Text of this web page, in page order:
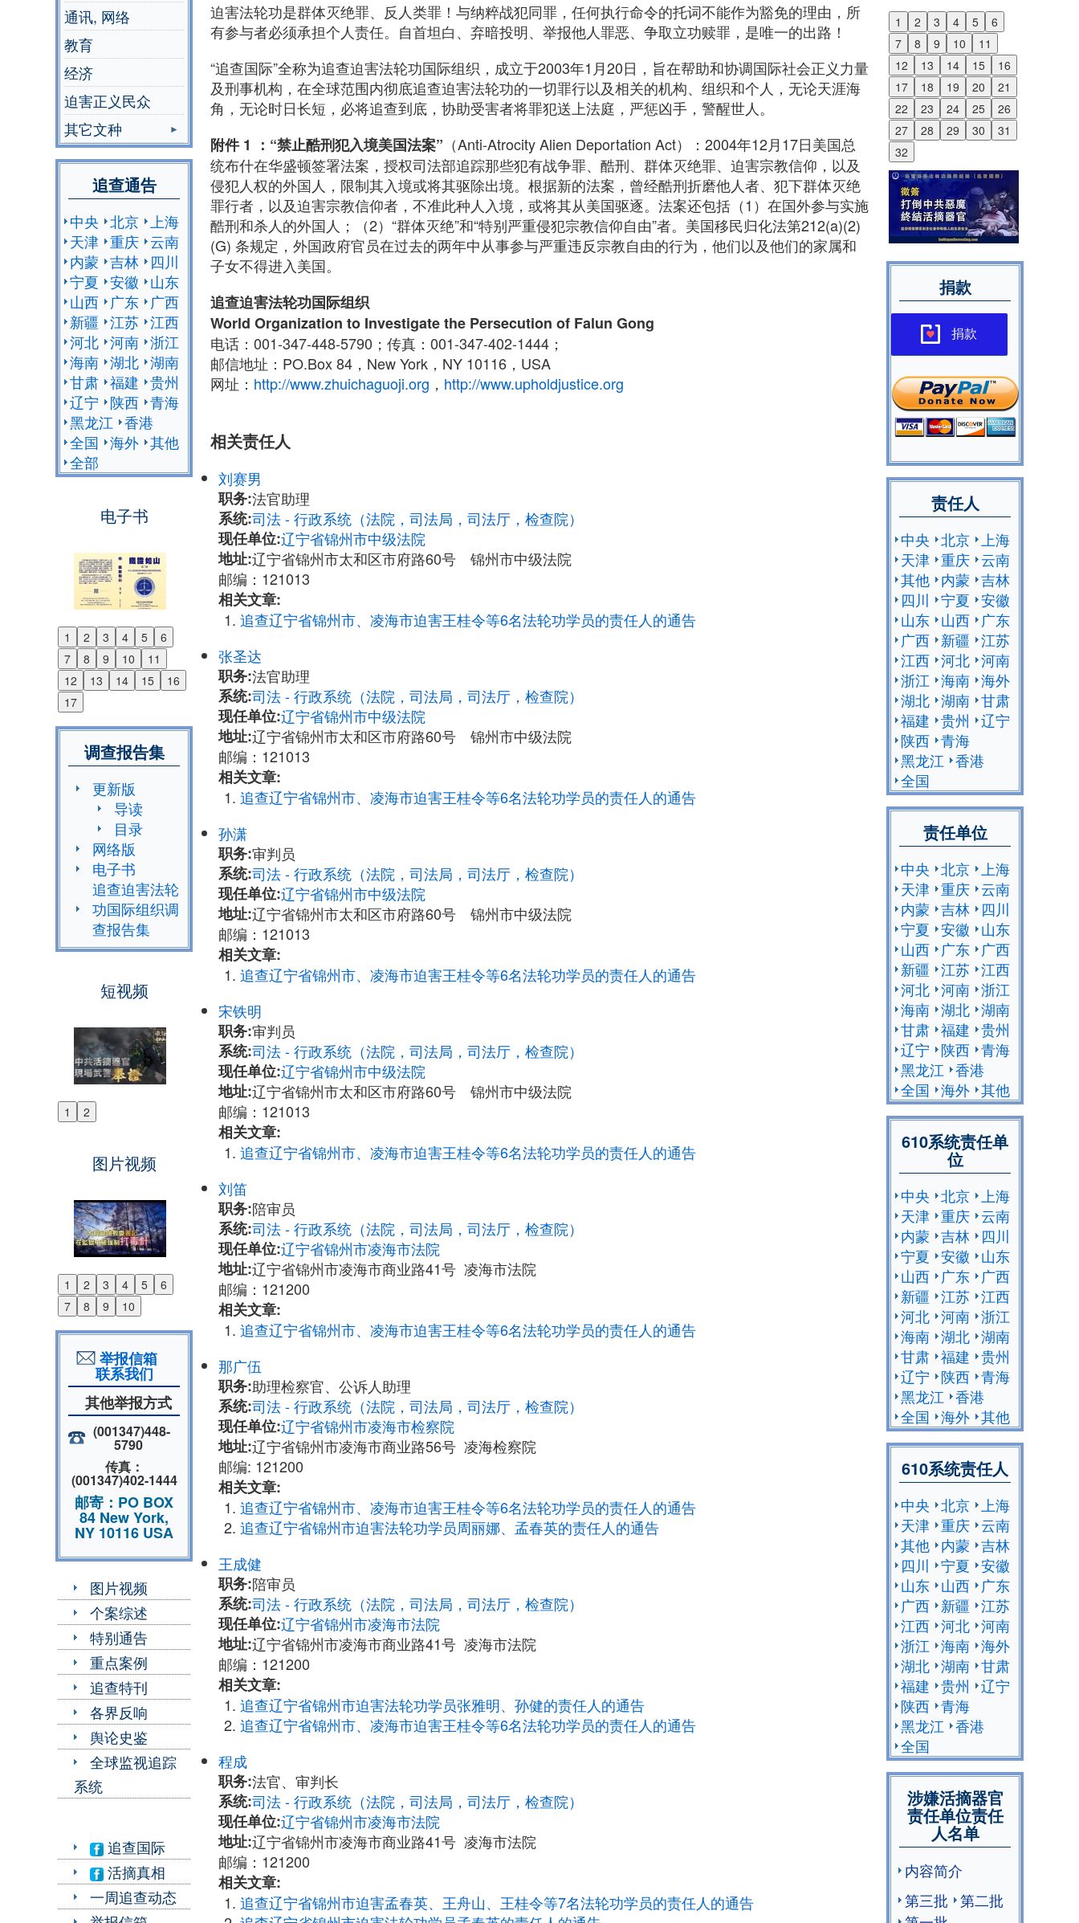
通讯, 网络
教育
经济
迫害正义民众
其它文种
追查通告
中央 北京 上海
天津 重庆 云南
内蒙 吉林
四川
宁夏 安徽
山东
山西
广东
广西
新疆 江苏 江西
河北 河南 浙江
海南 湖北 湖南
甘肃 福建 贵州
辽宁
陕西 青海
黑龙江 香港
全国 海外 其他
全部
电子书
1 2 3 4 5
6
7
8 9 10
11
12
13 14 15
16
17
Previous
Next
调查报告集
更新版
导读
目录
网络版
电子书
追查迫害法轮
功国际组织调
查报告集
短视频
1 2
Previous
图片视频
1 2 3 4 5
6
7
8 9 10
Previous
Next
举报信箱
联系我们
其他举报方式
(001347)448-
5790
传真：
(001347)402-1444
邮寄：PO BOX
84 New York,
NY 10116 USA
图片视频
个案综述
特别通告
重点案例
追查特刊
各界反响
舆论史鉴
全球监视追踪
系统
追查国际
活摘真相
一周追查动态
迫害法轮功是群体灭绝罪、反人类罪！与纳粹战犯同罪，任何执行命令的托词不能作为豁免的理由，所
有参与者必须承担个人责任。自首坦白、弃暗投明、举报他人罪恶、争取立功赎罪，是唯一的出路！
“追查国际”全称为追查迫害法轮功国际组织，成立于2003年1月20日，旨在帮助和协调国际社会正义力量
及刑事机构，在全球范围内彻底追查迫害法轮功的一切罪行以及相关的机构、组织和个人，无论天涯海
角，无论时日长短，必将追查到底，协助受害者将罪犯送上法庭，严惩凶手，警醒世人。
附件 1 ：“禁止酷刑犯入境美国法案” （Anti-Atrocity Alien Deportation Act）：2004年12月17日美国总
统布什在华盛顿签署法案，授权司法部追踪那些犯有战争罪、酷刑、群体灭绝罪、迫害宗教信仰，以及
侵犯人权的外国人，限制其入境或将其驱除出境。根据新的法案，曾经酷刑折磨他人者、犯下群体灭绝
罪行者，以及迫害宗教信仰者，不准此种人入境，或将其从美国驱逐。法案还包括（1）在国外参与实施
酷刑和杀人的外国人；（2）“群体灭绝”和“特别严重侵犯宗教信仰自由”者。美国移民归化法第212(a)(2)
(G) 条规定，外国政府官员在过去的两年中从事参与严重违反宗教自由的行为，他们以及他们的家属和
子女不得进入美国。
追查迫害法轮功国际组织
World Organization to Investigate the Persecution of Falun Gong
电话：001-347-448-5790；传真：001-347-402-1444；
邮信地址：PO.Box 84，New York，NY 10116，USA
网址： http://www.zhuichaguoji.org ， http://www.upholdjustice.org
相关责任人
刘赛男
职务:法官助理
系统:司法 - 行政系统（法院，司法局，司法厅，检查院）
现任单位:辽宁省锦州市中级法院
地址:辽宁省锦州市太和区市府路60号 锦州市中级法院
邮编：121013
相关文章:
追查辽宁省锦州市、凌海市迫害王桂令等6名法轮功学员的责任人的通告
张圣达
职务:法官助理
系统:司法 - 行政系统（法院，司法局，司法厅，检查院）
现任单位:辽宁省锦州市中级法院
地址:辽宁省锦州市太和区市府路60号 锦州市中级法院
邮编：121013
相关文章:
追查辽宁省锦州市、凌海市迫害王桂令等6名法轮功学员的责任人的通告
孙潇
职务:审判员
系统:司法 - 行政系统（法院，司法局，司法厅，检查院）
现任单位:辽宁省锦州市中级法院
地址:辽宁省锦州市太和区市府路60号 锦州市中级法院
邮编：121013
相关文章:
追查辽宁省锦州市、凌海市迫害王桂令等6名法轮功学员的责任人的通告
宋铁明
职务:审判员
系统:司法 - 行政系统（法院，司法局，司法厅，检查院）
现任单位:辽宁省锦州市中级法院
地址:辽宁省锦州市太和区市府路60号 锦州市中级法院
邮编：121013
相关文章:
追查辽宁省锦州市、凌海市迫害王桂令等6名法轮功学员的责任人的通告
刘笛
职务:陪审员
系统:司法 - 行政系统（法院，司法局，司法厅，检查院）
现任单位:辽宁省锦州市凌海市法院
地址:辽宁省锦州市凌海市商业路41号 凌海市法院
邮编：121200
相关文章:
追查辽宁省锦州市、凌海市迫害王桂令等6名法轮功学员的责任人的通告
那广伍
职务:助理检察官、公诉人助理
系统:司法 - 行政系统（法院，司法局，司法厅，检查院）
现任单位:辽宁省锦州市凌海市检察院
地址:辽宁省锦州市凌海市商业路56号 凌海检察院
邮编: 121200
相关文章:
追查辽宁省锦州市、凌海市迫害王桂令等6名法轮功学员的责任人的通告
追查辽宁省锦州市迫害法轮功学员周丽娜、孟春英的责任人的通告
王成健
职务:陪审员
系统:司法 - 行政系统（法院，司法局，司法厅，检查院）
现任单位:辽宁省锦州市凌海市法院
地址:辽宁省锦州市凌海市商业路41号 凌海市法院
邮编：121200
相关文章:
追查辽宁省锦州市迫害法轮功学员张雅明、孙健的责任人的通告
追查辽宁省锦州市、凌海市迫害王桂令等6名法轮功学员的责任人的通告
程成
职务:法官、审判长
系统:司法 - 行政系统（法院，司法局，司法厅，检查院）
现任单位:辽宁省锦州市凌海市法院
地址:辽宁省锦州市凌海市商业路41号 凌海市法院
邮编：121200
相关文章:
追查辽宁省锦州市迫害孟春英、王舟山、王桂令等7名法轮功学员的责任人的通告
1 2 3 4 5
6
7
8 9 10
11
12
13 14 15
16
17
18 19 20
21
22
23 24 25
26
27
28 29 30
31
32
Previous
Next
捐款
捐款
责任人
中央 北京
上海
天津 重庆 云南
其他 内蒙 吉林
四川
宁夏 安徽
山东 山西
广东
广西 新疆 江苏
江西 河北 河南
浙江 海南 海外
湖北 湖南 甘肃
福建 贵州
辽宁
陕西 青海
黑龙江 香港
全国
责任单位
中央 北京
上海
天津 重庆 云南
内蒙 吉林
四川
宁夏 安徽
山东
山西
广东
广西
新疆 江苏 江西
河北 河南 浙江
海南 湖北 湖南
甘肃 福建 贵州
辽宁
陕西 青海
黑龙江 香港
全国 海外 其他
610系统责任单
位
中央 北京
上海
天津 重庆 云南
内蒙 吉林
四川
宁夏 安徽
山东
山西
广东
广西
新疆 江苏 江西
河北 河南 浙江
海南 湖北 湖南
甘肃 福建 贵州
辽宁
陕西 青海
黑龙江 香港
全国 海外 其他
610系统责任人
中央 北京
上海
天津 重庆 云南
其他 内蒙 吉林
四川
宁夏 安徽
山东 山西
广东
广西 新疆 江苏
江西 河北 河南
浙江 海南 海外
湖北 湖南 甘肃
福建 贵州
辽宁
陕西 青海
黑龙江 香港
全国
涉嫌活摘器官
责任单位责任
人名单
内容简介
第三批
第二批